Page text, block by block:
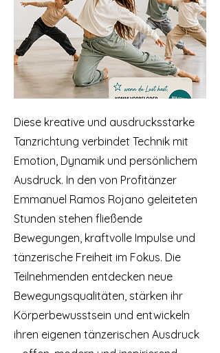
Diese kreative und ausdrucksstarke
Tanzrichtung verbindet Technik mit
Emotion, Dynamik und persönlichem
Ausdruck. In den von Profitänzer
Emmanuel Ramos Rojano geleiteten
Stunden stehen fließende
Bewegungen, kraftvolle Impulse und
tänzerische Freiheit im Fokus. Die
Teilnehmenden entdecken neue
Bewegungsqualitäten, stärken ihr
Körperbewusstsein und entwickeln
ihren eigenen tänzerischen Ausdruck